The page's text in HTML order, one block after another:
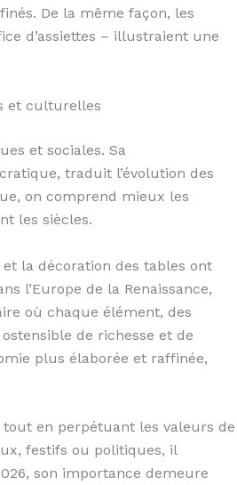
De la même façon, les
d’assiettes – illustraient une
et culturelles
et sociales. Sa
traduit l’évolution des
on comprend mieux les
les siècles.
la décoration des tables ont
l’Europe de la Renaissance,
où chaque élément, des
de richesse et de
plus élaborée et raffinée,
tout en perpétuant les valeurs de
festifs ou politiques, il
son importance demeure